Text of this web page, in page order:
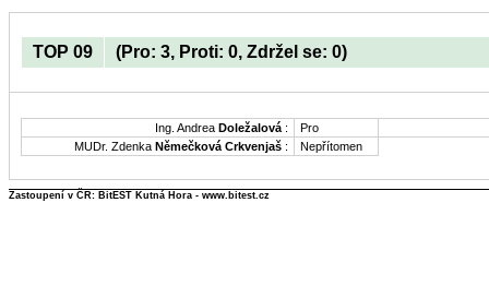
TOP 09 (Pro: 3, Proti: 0, Zdržel se: 0)
Ing. Andrea Doležalová :
Pro
MUDr. Zdenka Němečková Crkvenjaš : Nepřítomen
Zastoupení v ČR: BitEST Kutná Hora - www.bitest.cz